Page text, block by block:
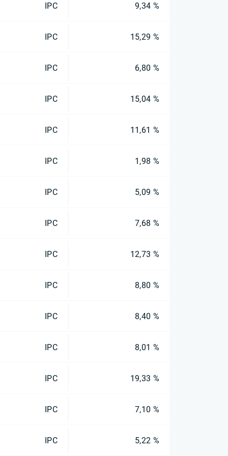
IPC 9,34 %
IPC 15,29 %
IPC 6,80 %
IPC 15,04 %
IPC 11,61 %
IPC 1,98 %
IPC 5,09 %
IPC 7,68 %
IPC 12,73 %
IPC 8,80 %
IPC 8,40 %
IPC 8,01 %
IPC 19,33 %
IPC 7,10 %
IPC 5,22 %